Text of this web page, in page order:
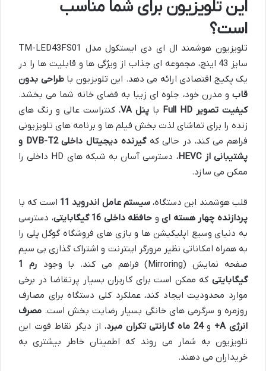
این تلویزیون برای شما مناسب
است؟
تلویزیون هوشمند ال ای دی ایستکول مدل TM-LED43FS01
سایز 43 اینچ، مجموعه ای جذاب از ویژگی ها و قابلیت ها را در
یک پکیج اقتصادی ارائه می دهد. این تلویزیون باطراحی بدون
قاب و مدرن خود، جلوه ای زیبا به فضای خانه شما می بخشد.
کیفیت تصویر Full HD
با پنل VA
، کنتراست عالی و رنگ های
زنده را برای تماشای لذت بخش فیلم ها و برنامه های تلویزیونی
فراهم می کند، در حالی که
گیرنده دیجیتال داخلی DVB-T2 و
پشتیبانی از HEVC
، دسترسی آسان به شبکه های HD داخلی را
ممکن می سازد.
قلب هوشمند این دستگاه،سیستم عامل اندروید 11
است که با
پردازنده چهار هسته ایو حافظه داخلی 16 گیگابایتی
، دسترسی
به دنیای وسیع اپلیکیشن ها و بازی های فروشگاه گوگل پلی را
به همراه امکاناتی نظیر مرورگر اینترنت و اشتراک گذاری بی سیم
صفحه نمایش (Mirroring) فراهم می کند. با وجود
رم 1
گیگابایتی که ممکن است برای کاربران بسیار پرتقاضا در برخی
موارد محدودیت ایجاد کند، عملکرد کلی دستگاه برای مصارف
روزمره و سرگرمی های خانگی بسیار رضایت بخش است. مصرف
انرژی A+
و24 ماه گارانتی تکران مبرد
، از دیگر نقاط قوت این
تلویزیون به شمار می روند که اطمینان خاطر بیشتری به
خریداران می دهند.